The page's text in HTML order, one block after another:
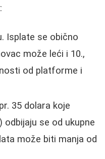
Isplate se obično
može leći i 10.,
od platforme i
35 dolara koje
odbijaju se od ukupne
može biti manja od